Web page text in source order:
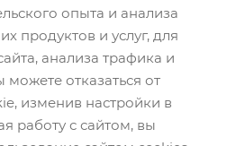
опыта и анализа
продуктов и услуг, для
анализа трафика и
отказаться от
изменив настройки в
работу с сайтом, вы